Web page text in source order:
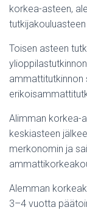
korkea-asteen,
Toisen asteen
ammattitutkinnon
Alimman korkea-
keskiasteen
merkonomin ja
Alemman
3–4 vuotta